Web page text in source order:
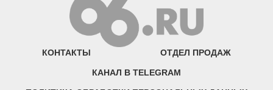
КОНТАКТЫ ОТДЕЛ ПРОДАЖ
КАНАЛ В TELEGRAM